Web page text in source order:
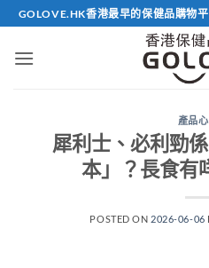
Skip
to
content
GOLOVE.HK香港最早的保健品購物
產品
犀利士、必利勁
本」？長食有
POSTED ON 2026-06-06